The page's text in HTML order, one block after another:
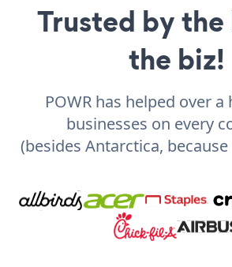
Trusted by
the biz!
POWR has helped over
businesses on every
(besides Antarctica,